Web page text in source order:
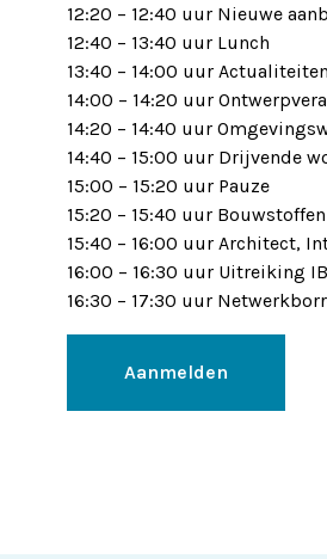
12:20 – 12:40 uur Nieuwe
12:40 – 13:40 uur Lunch
13:40 – 14:00 uur
14:00 – 14:20 uur
14:20 – 14:40 uur
14:40 – 15:00 uur Drijvende
15:00 – 15:20 uur Pauze
15:20 – 15:40 uur
15:40 – 16:00 uur Architect,
16:00 – 16:30 uur Uitreiking
16:30 – 17:30 uur
Aanmelden